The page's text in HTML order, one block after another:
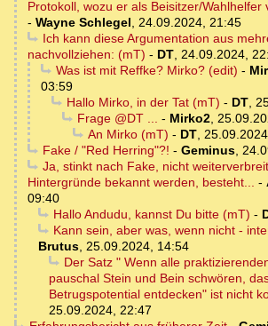
Protokoll, wozu er als Beisitzer/
- Wayne Schlegel, 24.09.2024, 21:45
Ich kann diese Argumentation aus
nachvollziehen: (mT) - DT, 24.09.2024,
Was ist mit Reffke? Mirko? (edit) -
03:59
Hallo Mirko, in der Tat (mT) - DT,
Frage @DT ... - Mirko2,
An Mirko (mT) - DT,
Fake / "Red Herring"?! - Geminus,
Ja, stinkt nach Fake, nicht
Hintergründe bekannt werden, besteht... -
09:40
Hallo Andudu, kannst Du bitte (mT) -
Kann sein, aber was, wenn nicht -
Brutus, 25.09.2024, 14:54
Der Satz " Wenn alle
pauschal Stein und Bein schwören,
Betrugspotential entdecken" ist nicht
25.09.2024, 22:47